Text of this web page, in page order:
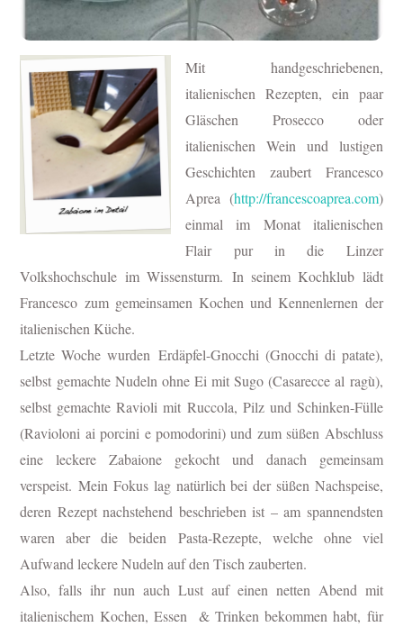
Mit handgeschriebenen,
italienischen Rezepten, ein paar
Gläschen Prosecco oder
italienischen Wein und lustigen
Geschichten zaubert Francesco
Aprea (http://francescoaprea.com)
einmal im Monat italienischen
Flair pur in die Linzer
Volkshochschule im Wissensturm. In seinem Kochklub lädt
Francesco zum gemeinsamen Kochen und Kennenlernen der
italienischen Küche.
Letzte Woche wurden Erdäpfel-Gnocchi (Gnocchi di patate),
selbst gemachte Nudeln ohne Ei mit Sugo (Casarecce al ragù),
selbst gemachte Ravioli mit Ruccola, Pilz und Schinken-Fülle
(Ravioloni ai porcini e pomodorini) und zum süßen Abschluss
eine leckere Zabaione gekocht und danach gemeinsam
verspeist.Mein Fokus lag natürlich bei der süßen Nachspeise,
deren Rezept nachstehend beschrieben ist – am spannendsten
waren aber die beiden Pasta-Rezepte, welche ohne viel
Aufwand leckere Nudeln auf den Tisch zauberten.
Also, falls ihr nun auch Lust auf einen netten Abend mit
italienischem Kochen, Essen & Trinken bekommen habt, für